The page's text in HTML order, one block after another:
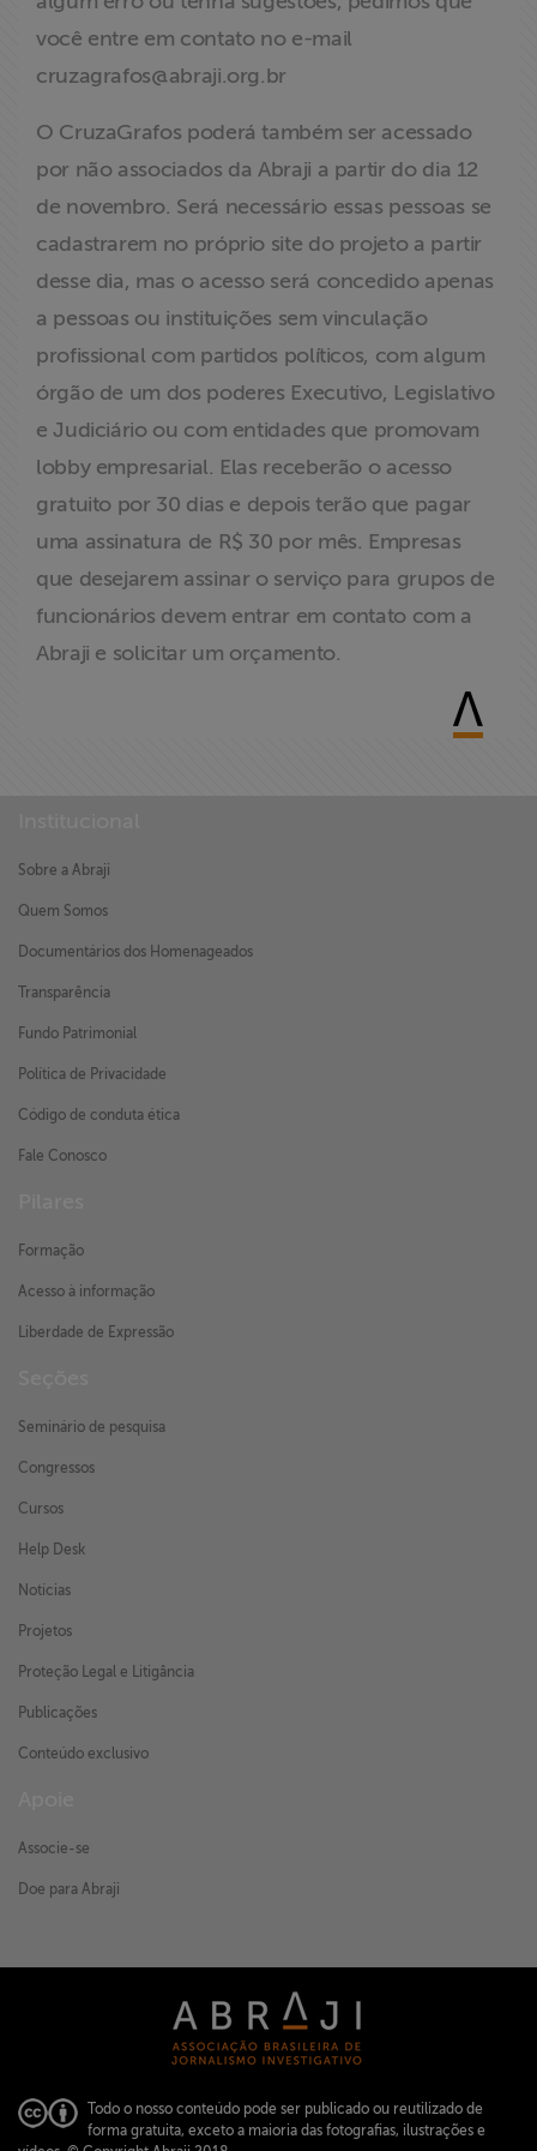
você entre em contato no e-mail
cruzagrafos@abraji.org.br
O CruzaGrafos poderá também ser acessado
por não associados da Abraji a partir do dia 12
de novembro. Será necessário essas pessoas se
cadastrarem no próprio site do projeto a partir
desse dia, mas o acesso será concedido apenas
a pessoas ou instituições sem vinculação
profissional com partidos políticos, com algum
órgão de um dos poderes Executivo, Legislativo
e Judiciário ou com entidades que promovam
lobby empresarial. Elas receberão o acesso
gratuito por 30 dias e depois terão que pagar
uma assinatura de R$ 30 por mês. Empresas
que desejarem assinar o serviço para grupos de
funcionários devem entrar em contato com a
Abraji e solicitar um orçamento.
Sobre a Abraji
Quem Somos
Documentários dos Homenageados
Transparência
Fundo Patrimonial
Política de Privacidade
Código de conduta ética
Fale Conosco
Formação
Acesso à informação
Liberdade de Expressão
Seminário de pesquisa
Congressos
Cursos
Help Desk
Notícias
Projetos
Proteção Legal e Litigância
Publicações
Conteúdo exclusivo
Associe-se
Doe para Abraji
Todo o nosso conteúdo pode ser publicado ou reutilizado de
forma gratuita, exceto a maioria das fotografias, ilustrações e